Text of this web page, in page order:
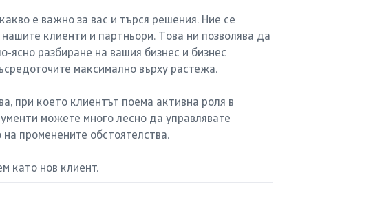
е важно за вас и търся решения. Ние се
клиенти и партньори. Това ни позволява да
ясно разбиране на вашия бизнес и бизнес
максимално върху растежа.
при което клиентът поема активна роля в
можете много лесно да управлявате
променените обстоятелства.
като нов клиент.